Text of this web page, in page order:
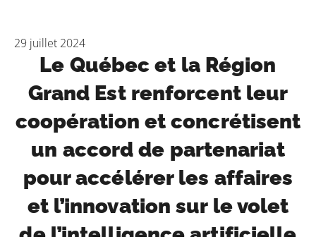
29 juillet 2024
Le Québec et la Région
Grand Est renforcent leur
coopération et concrétisent
un accord de partenariat
pour accélérer les affaires
et l’innovation sur le volet